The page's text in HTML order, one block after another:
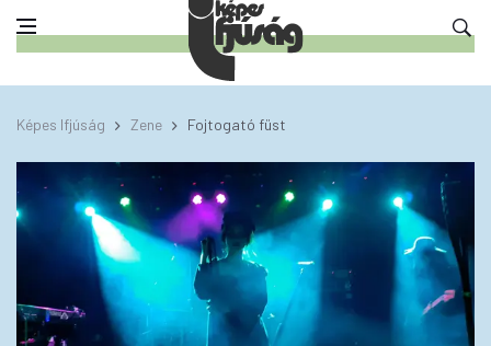
Képes Ifjúság Zene Fojtogató füst